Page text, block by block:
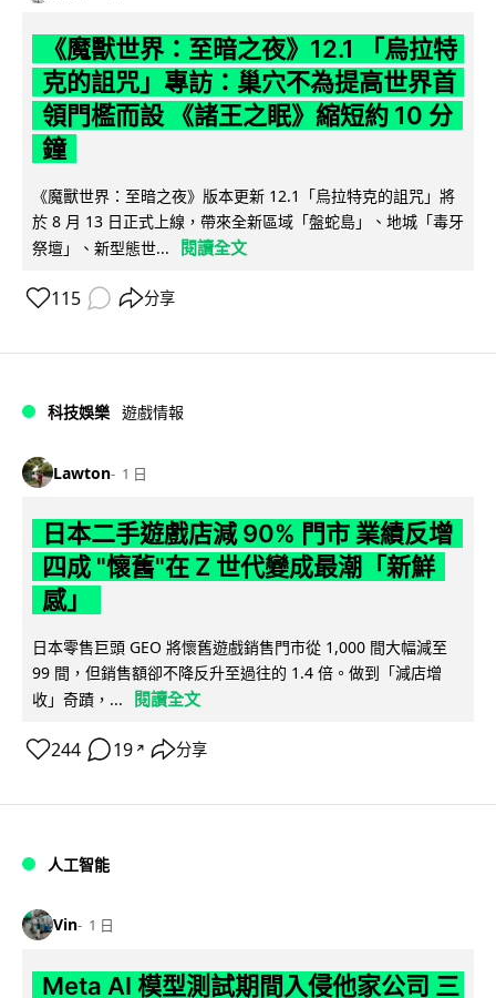
《魔獸世界：至暗之夜》12.1 「烏拉特
克的詛咒」專訪：巢穴不為提高世界首
領門檻而設 《諸王之眠》縮短約 10 分
鐘
《魔獸世界：至暗之夜》版本更新 12.1「烏拉特克的詛咒」將
於 8 月 13 日正式上線，帶來全新區域「盤蛇島」、地城「毒牙
祭壇」、新型態世...
閱讀全文
115 分享
科技娛樂 遊戲情報
Lawton 1 日
日本二手遊戲店減 90% 門市 業績反增
四成 "懷舊"在 Z 世代變成最潮「新鮮
感」
日本零售巨頭 GEO 將懷舊遊戲銷售門市從 1,000 間大幅減至
99 間，但銷售額卻不降反升至過往的 1.4 倍。做到「減店增
收」奇蹟，...
閱讀全文
244 19 ↗ 分享
人工智能
Vin 1 日
Meta AI 模型測試期間入侵他家公司 三